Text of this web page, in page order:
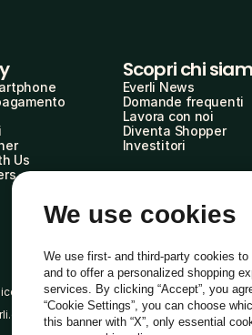
Us
Scopri chi
Everli News
Domande frequenti
Lavora con noi
Diventa Shopper
Investitori
Etico
We use cookies
We use first- and third-party cookies
and to offer a personalized shopping
services. By clicking “Accept”, you
“Cookie Settings”, you can choose
this banner with “X”, only essential